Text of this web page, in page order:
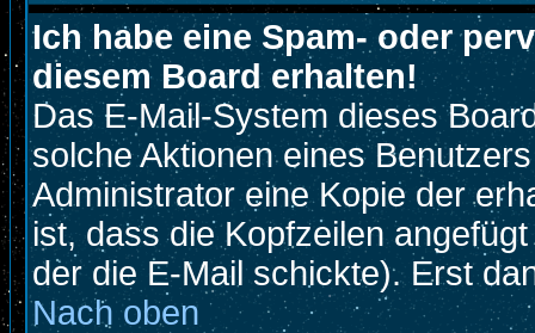
Ich habe eine Spam- oder
diesem Board erhalten!
Das E-Mail-System dieses
solche Aktionen eines
Administrator eine Kopie der
ist, dass die Kopfzeilen
der die E-Mail schickte). Erst
Nach oben